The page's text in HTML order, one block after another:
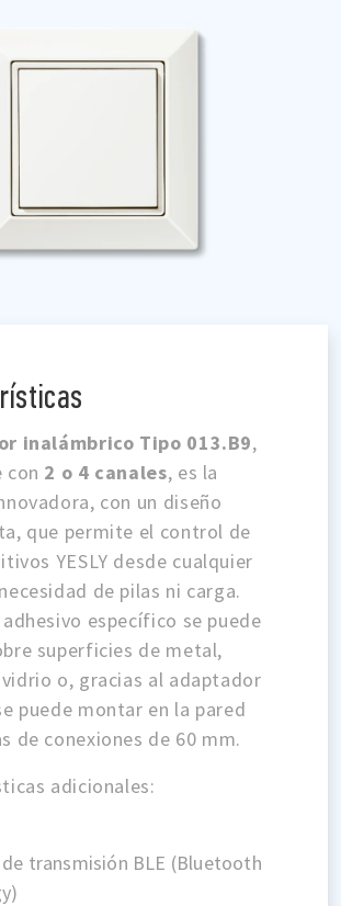
inalámbrico Tipo 013.B9,
con 2 o 4 canales, es la
con un diseño
que permite el control de
YESLY desde cualquier
de pilas ni carga.
específico se puede
superficies de metal,
o, gracias al adaptador
puede montar en la pared
de conexiones de 60 mm.
adicionales:
transmisión BLE (Bluetooth